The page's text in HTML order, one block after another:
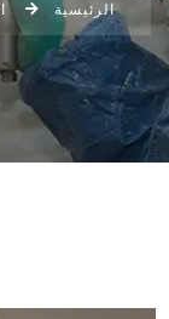
الرئيسية